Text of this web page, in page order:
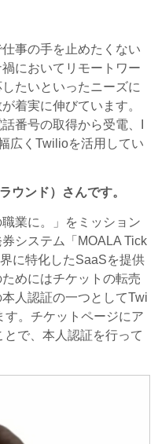
事の手を止めたくない
においてリモートワー
たいといったニーズに
着実に伸びています。
番号の取得から受電、I
広くTwilioを活用してい
ンド）さんです。
業に。」をミッション
システム「MOALA Tick
に特化したSaaSを提供
めにはチケットの転売
人認証の一つとしてTwi
す。チケットページにア
で、本人認証を行って